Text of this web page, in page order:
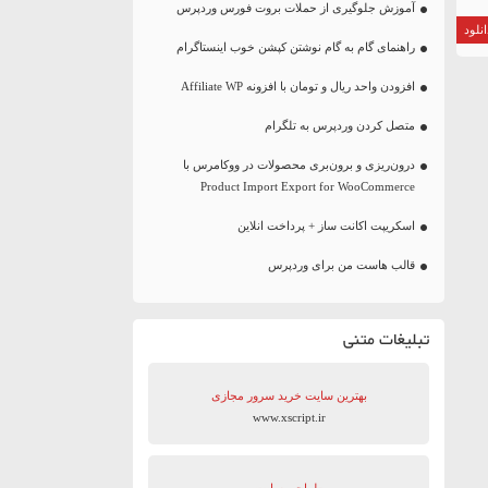
آموزش جلوگیری از حملات بروت فورس وردپرس
راهنمای گام به گام نوشتن کپشن خوب اینستاگرام
افزودن واحد ریال و تومان با افزونه Affiliate WP
متصل کردن وردپرس به تلگرام
درون‌ریزی و برون‌بری محصولات در ووکامرس با
Product Import Export for WooCommerce
اسکریپت اکانت ساز + پرداخت انلاین
قالب هاست من برای وردپرس
تبلیغات متنی
بهترین سایت‌ خرید سرور مجازی
www.xscript.ir